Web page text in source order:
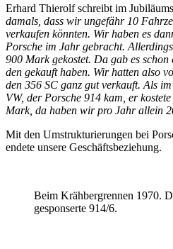
Erhard Thierolf schreibt im
damals, dass wir ungefähr 10
verkaufen könnten. Wir haben es
Porsche im Jahr gebracht.
900 Mark gekostet. Da gab es
den gekauft haben. Wir hatten also
den 356 SC ganz gut verkauft. Als
VW, der Porsche 914 kam, er
Mark, da haben wir pro Jahr allein
Mit den Umstrukturierungen bei
endete unsere Geschäftsbeziehung.
Beim Krähbergrennen 1970.
gesponserte 914/6.